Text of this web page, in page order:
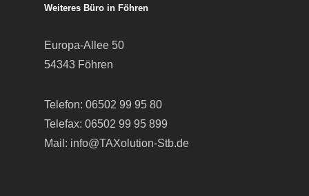
Weiteres Büro in Föhren
Europa-Allee 50
54343 Föhren
Telefon: 06502 99 95 80
Telefax: 06502 99 95 899
Mail: info@TAXolution-Stb.de